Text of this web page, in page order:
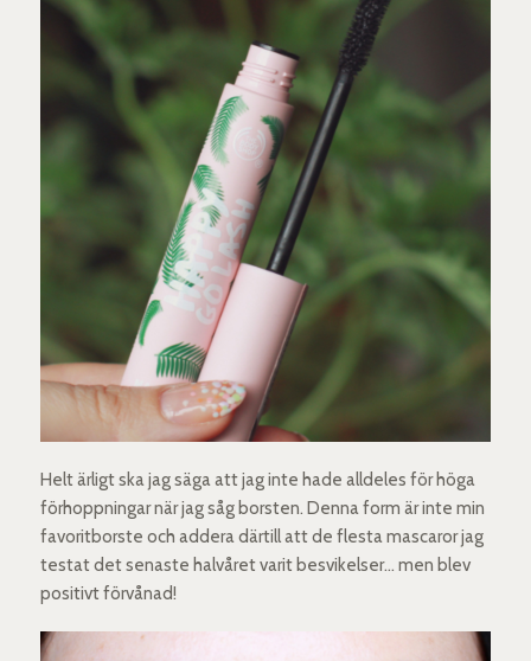
Helt ärligt ska jag säga att jag inte hade alldeles för höga
förhoppningar när jag såg borsten. Denna form är inte min
favoritborste och addera därtill att de flesta mascaror jag
testat det senaste halvåret varit besvikelser… men blev
positivt förvånad!